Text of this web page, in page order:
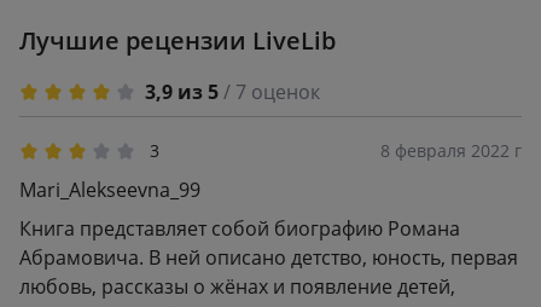
Лучшие рецензии LiveLib
3,9 из 5/ 7 оценок
3 8 февраля 2022 г
Mari_Alekseevna_99
Книга представляет собой биографию Романа
Абрамовича. В ней описано детство, юность, первая
любовь, рассказы о жёнах и появление детей,